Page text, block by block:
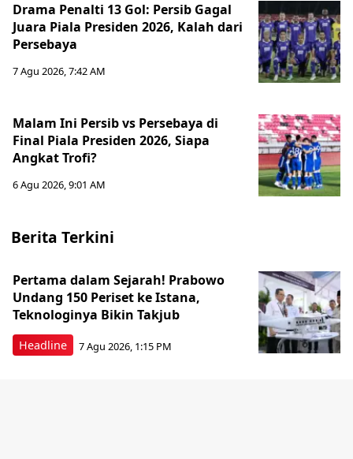
Drama Penalti 13 Gol: Persib Gagal
Juara Piala Presiden 2026, Kalah dari
Persebaya
7 Agu 2026, 7:42 AM
Malam Ini Persib vs Persebaya di
Final Piala Presiden 2026, Siapa
Angkat Trofi?
6 Agu 2026, 9:01 AM
Berita Terkini
Headline
Pertama dalam Sejarah! Prabowo
Undang 150 Periset ke Istana,
Teknologinya Bikin Takjub
7 Agu 2026, 1:15 PM